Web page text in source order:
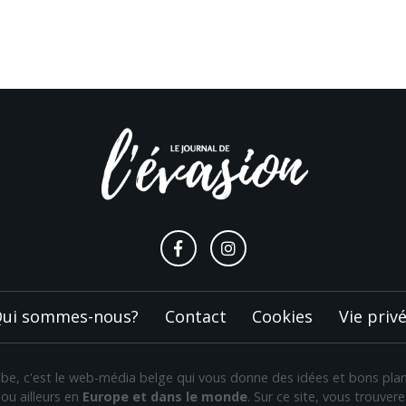
sommes-nous? Contact Cookies Vie
c'est le web-média belge qui vous donne des idées et bons
ailleurs en Europe et dans le monde. Sur ce site, vous